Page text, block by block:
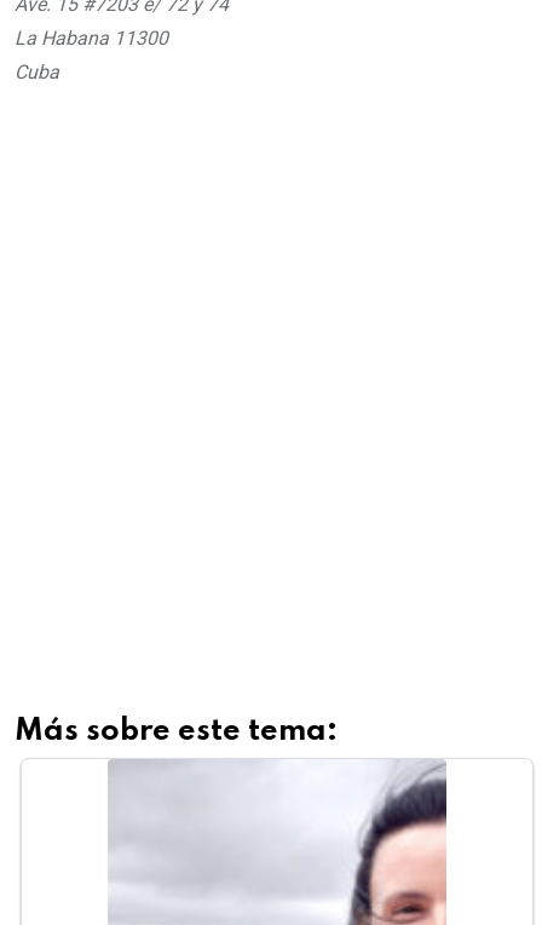
La Habana 11300
Cuba
Más sobre este tema: